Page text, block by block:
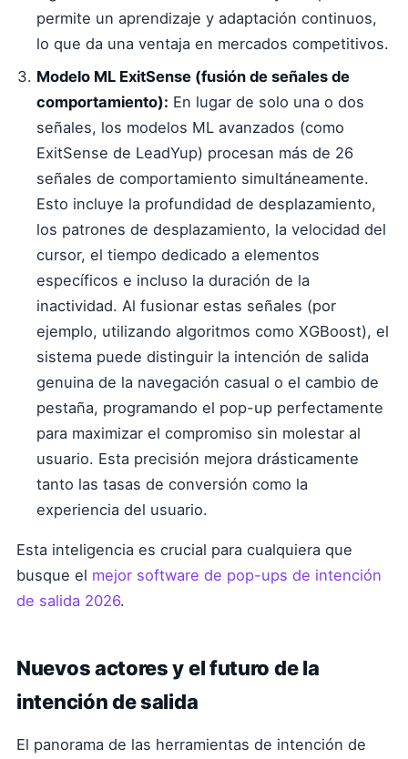
permite un aprendizaje y adaptación continuos,
lo que da una ventaja en mercados competitivos.
Modelo ML ExitSense (fusión de señales de
comportamiento): En lugar de solo una o dos
señales, los modelos ML avanzados (como
ExitSense de LeadYup) procesan más de 26
señales de comportamiento simultáneamente.
Esto incluye la profundidad de desplazamiento,
los patrones de desplazamiento, la velocidad del
cursor, el tiempo dedicado a elementos
específicos e incluso la duración de la
inactividad. Al fusionar estas señales (por
ejemplo, utilizando algoritmos como XGBoost), el
sistema puede distinguir la intención de salida
genuina de la navegación casual o el cambio de
pestaña, programando el pop-up perfectamente
para maximizar el compromiso sin molestar al
usuario. Esta precisión mejora drásticamente
tanto las tasas de conversión como la
experiencia del usuario.
Esta inteligencia es crucial para cualquiera que
busque el mejor software de pop-ups de intención
de salida 2026.
Nuevos actores y el futuro de la
intención de salida
El panorama de las herramientas de intención de